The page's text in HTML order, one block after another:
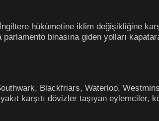
hükümetine iklim değişikliğine
parlamento binasına giden yolları
Blackfriars, Waterloo,
karşıtı dövizler taşıyan eylemciler,